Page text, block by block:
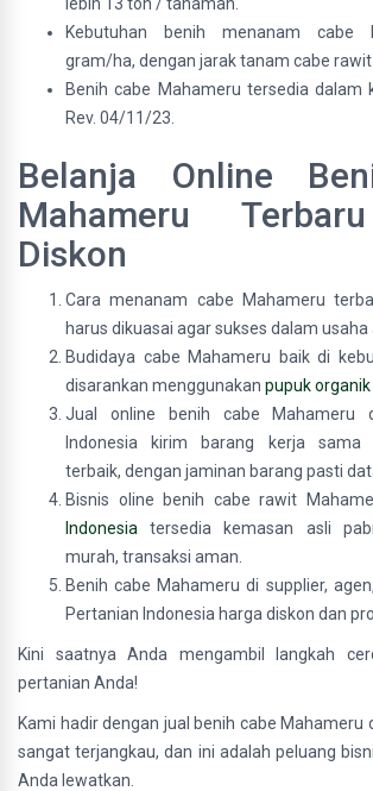
Kebutuhan benih menanam cabe
gram/ha, dengan jarak tanam cabe rawit
Benih cabe Mahameru tersedia dalam
Rev. 04/11/23.
Belanja Online
Mahameru
Diskon
Cara menanam cabe Mahameru
harus dikuasai agar sukses dalam usaha
Budidaya cabe Mahameru baik di
disarankan menggunakan pupuk organik
Jual online benih cabe Mahameru
Indonesia kirim barang kerja sama
terbaik, dengan jaminan barang pasti
Bisnis oline benih cabe rawit
Indonesia tersedia kemasan asli
murah, transaksi aman.
Benih cabe Mahameru di supplier,
Pertanian Indonesia harga diskon dan
Kini saatnya Anda mengambil langkah
pertanian Anda!
Kami hadir dengan jual benih cabe Mahameru
sangat terjangkau, dan ini adalah peluang
Anda lewatkan.